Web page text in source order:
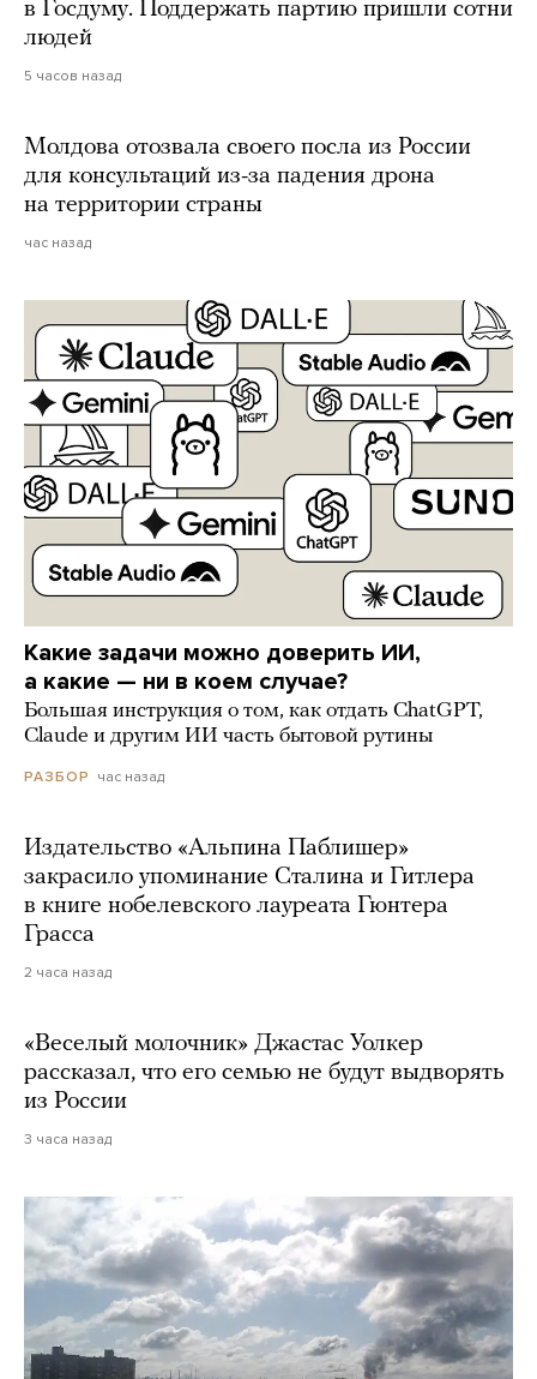
в Госдуму. Поддержать партию пришли сотни
людей
5 часов назад
Молдова отозвала своего посла из России
для консультаций из-за падения дрона
на территории страны
час назад
Какие задачи можно доверить ИИ,
а какие — ни в коем случае?
Большая инструкция о том, как отдать ChatGPT,
Claude и другим ИИ часть бытовой рутины
РАЗБОР час назад
Издательство «Альпина Паблишер»
закрасило упоминание Сталина и Гитлера
в книге нобелевского лауреата Гюнтера
Грасса
2 часа назад
«Веселый молочник» Джастас Уолкер
рассказал, что его семью не будут выдворять
из России
3 часа назад